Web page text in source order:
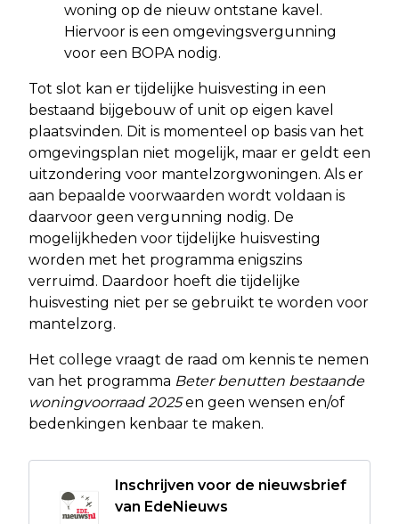
woning op de nieuw ontstane kavel.
Hiervoor is een omgevingsvergunning
voor een BOPA nodig.
Tot slot kan er tijdelijke huisvesting in een
bestaand bijgebouw of unit op eigen kavel
plaatsvinden. Dit is momenteel op basis van het
omgevingsplan niet mogelijk, maar er geldt een
uitzondering voor mantelzorgwoningen. Als er
aan bepaalde voorwaarden wordt voldaan is
daarvoor geen vergunning nodig. De
mogelijkheden voor tijdelijke huisvesting
worden met het programma enigszins
verruimd. Daardoor hoeft die tijdelijke
huisvesting niet per se gebruikt te worden voor
mantelzorg.
Het college vraagt de raad om kennis te nemen
van het programma Beter benutten bestaande
woningvoorraad 2025en geen wensen en/of
bedenkingen kenbaar te maken.
Inschrijven voor de nieuwsbrief
van EdeNieuws